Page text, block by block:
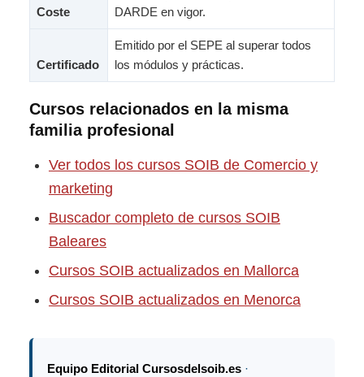
Coste
DARDE en vigor.
Certificado
Emitido por el SEPE al superar todos
los módulos y prácticas.
Cursos relacionados en la misma
familia profesional
Ver todos los cursos SOIB de Comercio y
marketing
Buscador completo de cursos SOIB
Baleares
Cursos SOIB actualizados en Mallorca
Cursos SOIB actualizados en Menorca
Equipo Editorial Cursosdelsoib.es·